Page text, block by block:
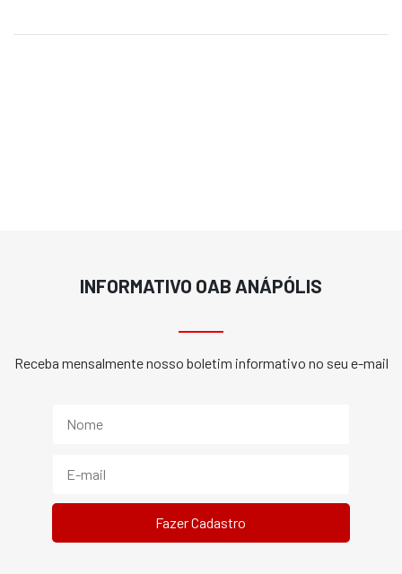
INFORMATIVO OAB ANÁPÓLIS
Receba mensalmente nosso boletim informativo no seu e-mail